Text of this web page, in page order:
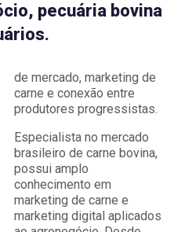
pecuária bovina
de mercado, marketing de
carne e conexão entre
produtores progressistas.
Especialista no mercado
brasileiro de carne bovina,
possui amplo
conhecimento em
marketing de carne e
marketing digital aplicados